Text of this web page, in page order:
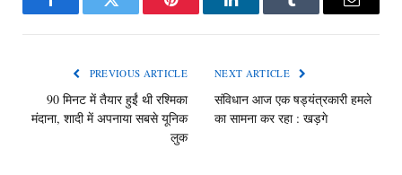
FacebookTwitter Pinterest LinkedInTumblr Email
PREVIOUS ARTICLE
90 मिनट में तैयार हुईं थी रश्मिका
मंदाना, शादी में अपनाया सबसे यूनिक
लुक
NEXT ARTICLE
संविधान आज एक षड्यंत्रकारी हमले
का सामना कर रहा : खड़गे